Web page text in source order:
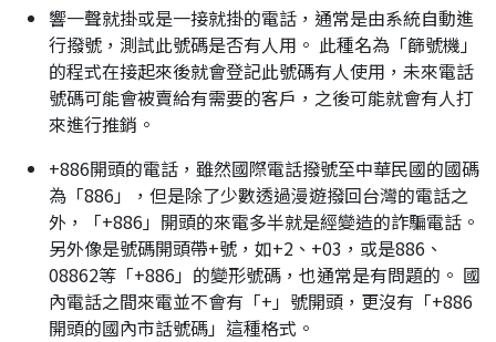
響一聲就掛或是一接就掛的電話，通常是由系統自動進
行撥號，測試此號碼是否有人用。 此種名為「篩號機」
的程式在接起來後就會登記此號碼有人使用，未來電話
號碼可能會被賣給有需要的客戶，之後可能就會有人打
來進行推銷。
+886開頭的電話，雖然國際電話撥號至中華民國的國碼
為「886」，但是除了少數透過漫遊撥回台灣的電話之
外，「+886」開頭的來電多半就是經變造的詐騙電話。
另外像是號碼開頭帶+號，如+2、+03，或是886、
08862等「+886」的變形號碼，也通常是有問題的。 國
內電話之間來電並不會有「+」號開頭，更沒有「+886
開頭的國內市話號碼」這種格式。